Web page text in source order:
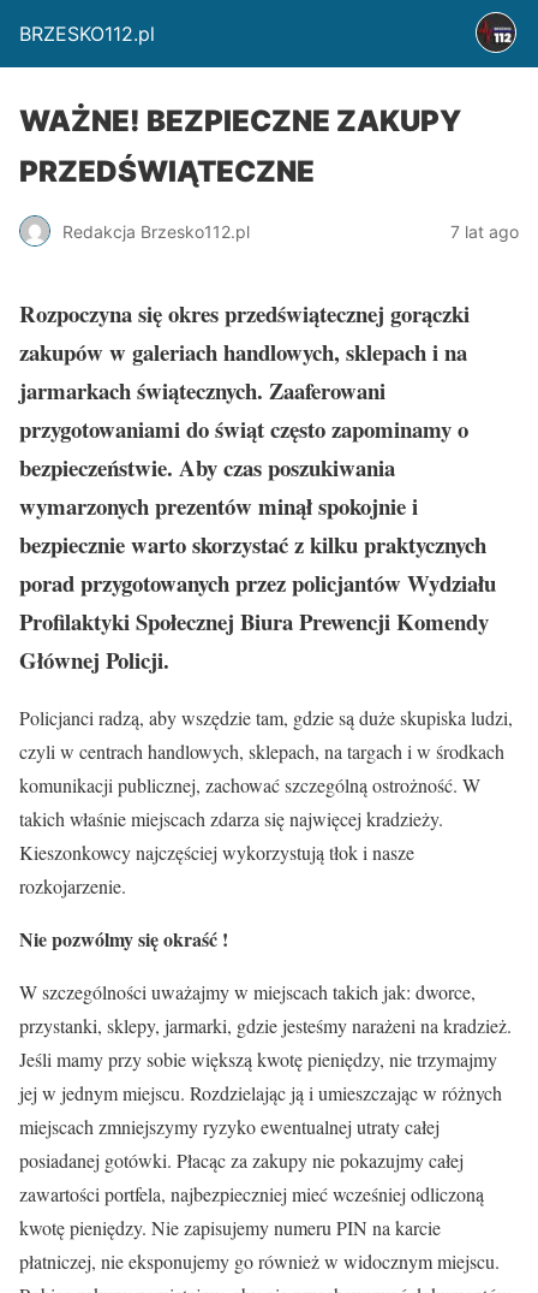
BRZESKO112.pl
WAŻNE! BEZPIECZNE ZAKUPY
PRZEDŚWIĄTECZNE
Redakcja Brzesko112.pl 7 lat ago
Rozpoczyna się okres przedświątecznej gorączki
zakupów w galeriach handlowych, sklepach i na
jarmarkach świątecznych. Zaaferowani
przygotowaniami do świąt często zapominamy o
bezpieczeństwie. Aby czas poszukiwania
wymarzonych prezentów minął spokojnie i
bezpiecznie warto skorzystać z kilku praktycznych
porad przygotowanych przez policjantów Wydziału
Profilaktyki Społecznej Biura Prewencji Komendy
Głównej Policji.
Policjanci radzą, aby wszędzie tam, gdzie są duże skupiska ludzi,
czyli w centrach handlowych, sklepach, na targach i w środkach
komunikacji publicznej, zachować szczególną ostrożność. W
takich właśnie miejscach zdarza się najwięcej kradzieży.
Kieszonkowcy najczęściej wykorzystują tłok i nasze
rozkojarzenie.
Nie pozwólmy się okraść !
W szczególności uważajmy w miejscach takich jak: dworce,
przystanki, sklepy, jarmarki, gdzie jesteśmy narażeni na kradzież.
Jeśli mamy przy sobie większą kwotę pieniędzy, nie trzymajmy
jej w jednym miejscu. Rozdzielając ją i umieszczając w różnych
miejscach zmniejszymy ryzyko ewentualnej utraty całej
posiadanej gotówki. Płacąc za zakupy nie pokazujmy całej
zawartości portfela, najbezpieczniej mieć wcześniej odliczoną
kwotę pieniędzy. Nie zapisujemy numeru PIN na karcie
płatniczej, nie eksponujemy go również w widocznym miejscu.